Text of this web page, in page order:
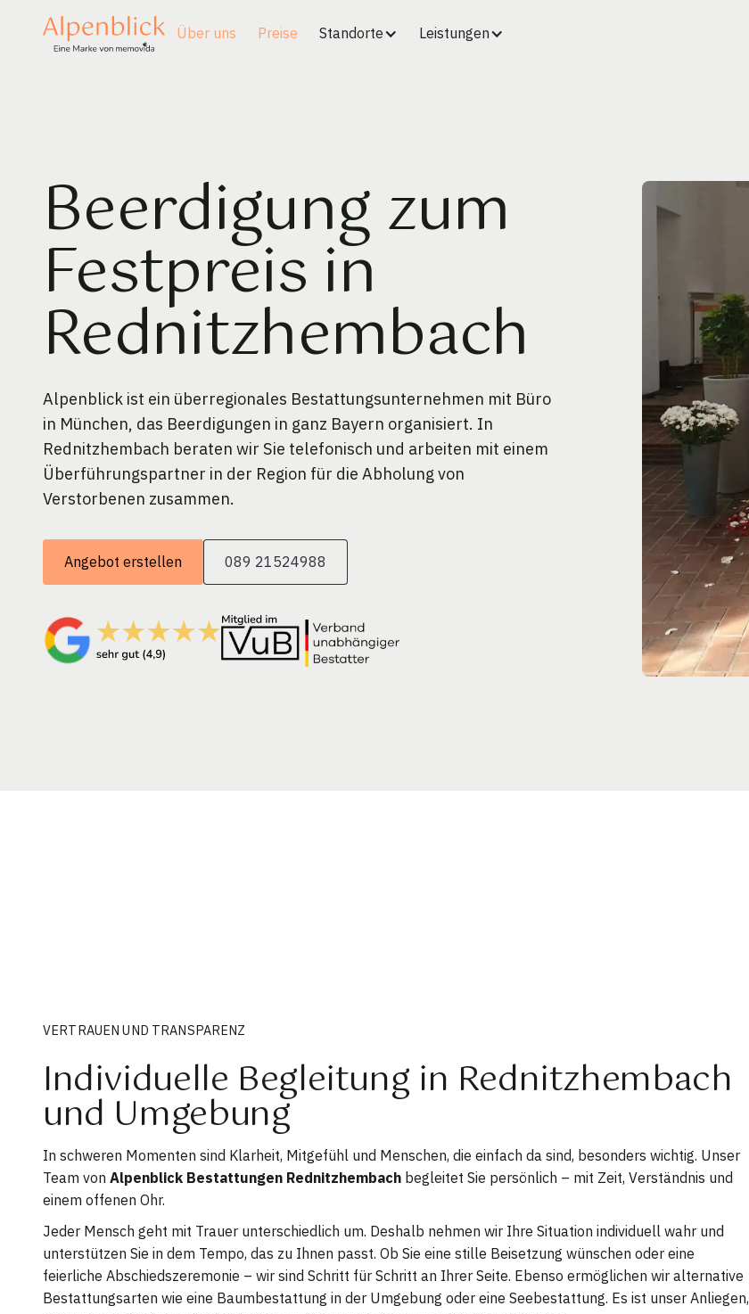
Über uns Preise Standorte Leistungen
Beerdigung zum
Festpreis in
Rednitzhembach
Alpenblick ist ein überregionales Bestattungsunternehmen mit Büro
in München, das Beerdigungen in ganz Bayern organisiert. In
Rednitzhembach beraten wir Sie telefonisch und arbeiten mit einem
Überführungspartner in der Region für die Abholung von
Verstorbenen zusammen.
Angebot erstellen 089 21524988
VERTRAUEN UND TRANSPARENZ
Individuelle Begleitung in Rednitzhembach
und Umgebung
In schweren Momenten sind Klarheit, Mitgefühl und Menschen, die einfach da sind, besonders wichtig. Unser
Team von Alpenblick Bestattungen Rednitzhembach begleitet Sie persönlich – mit Zeit, Verständnis und
einem offenen Ohr.
Jeder Mensch geht mit Trauer unterschiedlich um. Deshalb nehmen wir Ihre Situation individuell wahr und
unterstützen Sie in dem Tempo, das zu Ihnen passt. Ob Sie eine stille Beisetzung wünschen oder eine
feierliche Abschiedszeremonie – wir sind Schritt für Schritt an Ihrer Seite. Ebenso ermöglichen wir alternative
Bestattungsarten wie eine Baumbestattung in der Umgebung oder eine Seebestattung. Es ist unser Anliegen,